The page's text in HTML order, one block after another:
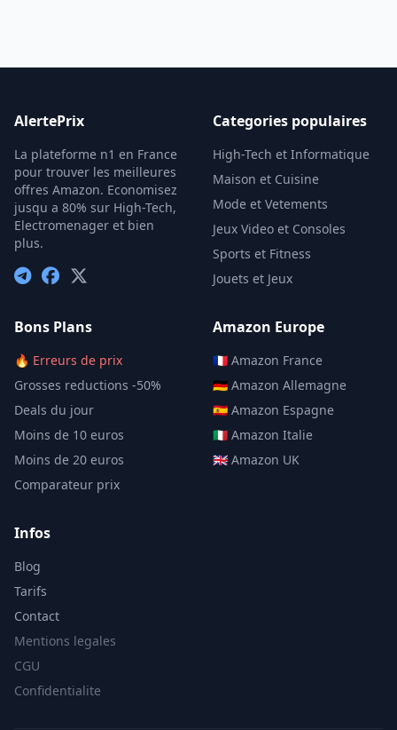
AlertePrix
La plateforme n1 en France
pour trouver les meilleures
offres Amazon. Economisez
jusqu a 80% sur High-Tech,
Electromenager et bien
plus.
Categories populaires
High-Tech et Informatique
Maison et Cuisine
Mode et Vetements
Jeux Video et Consoles
Sports et Fitness
Jouets et Jeux
Bons Plans
🔥 Erreurs de prix
Grosses reductions -50%
Deals du jour
Moins de 10 euros
Moins de 20 euros
Comparateur prix
Amazon Europe
🇫🇷 Amazon France
🇩🇪 Amazon Allemagne
🇪🇸 Amazon Espagne
🇮🇹 Amazon Italie
🇬🇧 Amazon UK
Infos
Blog
Tarifs
Contact
Mentions legales
CGU
Confidentialite